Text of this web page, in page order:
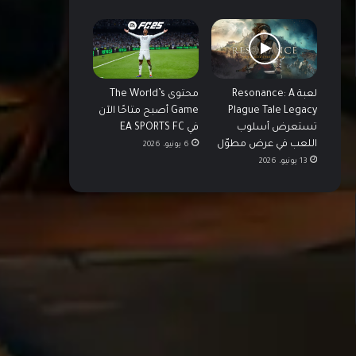
لعبة Resonance: A
Plague Tale Legacy
تستعرض أسلوب
اللعب في عرض مطوّل
13 يونيو، 2026
محتوى The World’s
Game أصبح متاحًا الآن
في EA SPORTS FC
6 يونيو، 2026